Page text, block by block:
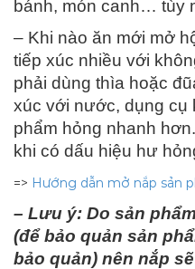
bánh, món canh… tùy
– Khi nào ăn mới mở
tiếp xúc nhiều với
phải dùng thìa hoặc
xúc với nước, dụng cụ
phẩm hỏng nhanh
khi có dấu hiệu hư
=> Hướng dẫn mở nắp sản
– Lưu ý: Do sản
(để bảo quản sản
bảo quản) nên nắp